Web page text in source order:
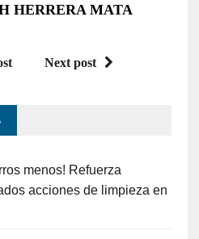
HERRERA MATA
Next post
menos! Refuerza
acciones de limpieza en